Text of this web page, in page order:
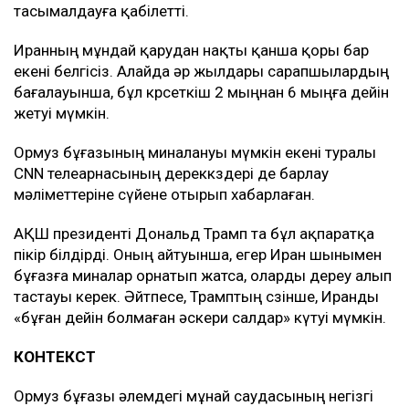
тасымалдауға қабілетті.
Иранның мұндай қарудан нақты қанша қоры бар
екені белгісіз. Алайда әр жылдары сарапшылардың
бағалауынша, бұл көрсеткіш 2 мыңнан 6 мыңға дейін
жетуі мүмкін.
Ормуз бұғазының миналануы мүмкін екені туралы
CNN телеарнасының дереккөздері де барлау
мәліметтеріне сүйене отырып хабарлаған.
АҚШ президенті Дональд Трамп та бұл ақпаратқа
пікір білдірді. Оның айтуынша, егер Иран шынымен
бұғазға миналар орнатып жатса, оларды дереу алып
тастауы керек. Әйтпесе, Трамптың сөзінше, Иранды
«бұған дейін болмаған әскери салдар» күтуі мүмкін.
КОНТЕКСТ
Ормуз бұғазы әлемдегі мұнай саудасының негізгі